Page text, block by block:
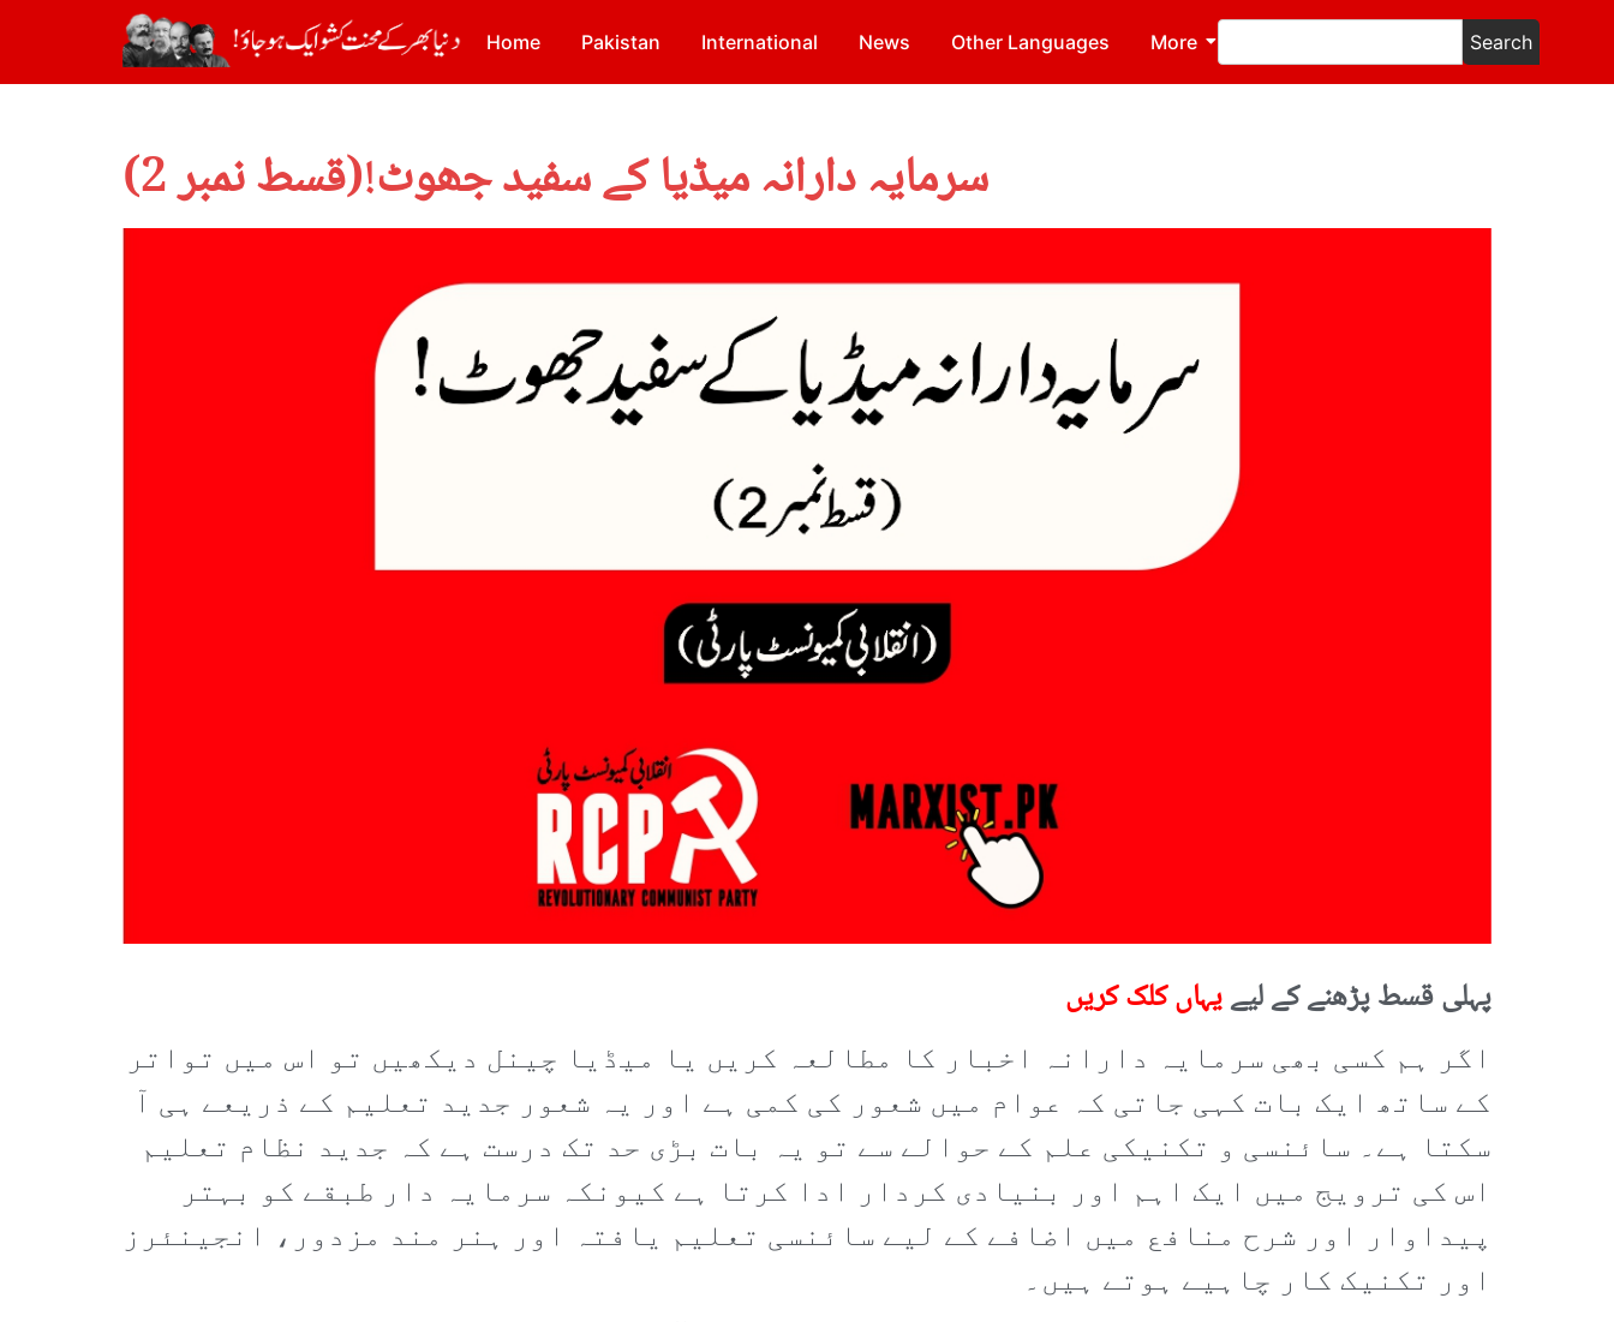
Home Pakistan International News Other Languages More Search
سرمایہ دارانہ میڈیا کے سفید جھوٹ!(قسط نمبر 2)
پہلی قسط پڑھنے کے لیےیہاں کلک کریں
اگر ہم کسی بھی سرمایہ دارانہ اخبار کا مطالعہ کریں یا میڈیا چینل دیکھیں تو اس میں تواتر
کے ساتھ ایک بات کہی جاتی کہ عوام میں شعور کی کمی ہے اور یہ شعور جدید تعلیم کے ذریعے ہی آ
سکتا ہے۔ سائنسی و تکنیکی علم کے حوالے سے تو یہ بات بڑی حد تک درست ہے کہ جدید نظام تعلیم
اس کی ترویج میں ایک اہم اور بنیادی کردار ادا کرتا ہے کیونکہ سرمایہ دار طبقے کو بہتر
پیداوار اور شرح منافع میں اضافے کے لیے سائنسی تعلیم یافتہ اور ہنر مند مزدور، انجینئرز
اور تکنیک کار چاہیے ہوتے ہیں۔